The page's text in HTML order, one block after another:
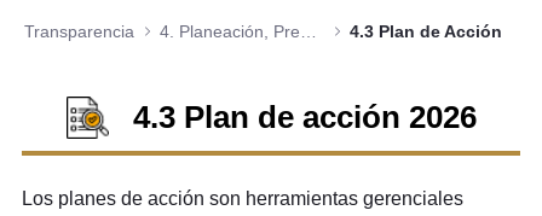
Transparencia 4.3 Plan de Acción
4.3 Plan de acción 2026
Los planes de acción son herramientas gerenciales